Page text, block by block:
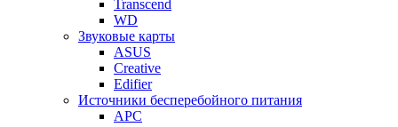
Transcend
WD
Звуковые карты
ASUS
Creative
Edifier
Источники бесперебойного питания
APC